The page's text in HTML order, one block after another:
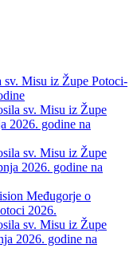
Misu iz Župe Potoci-
sv. Misu iz Župe
2026. godine na
sv. Misu iz Župe
2026. godine na
Međugorje o
2026.
sv. Misu iz Župe
2026. godine na